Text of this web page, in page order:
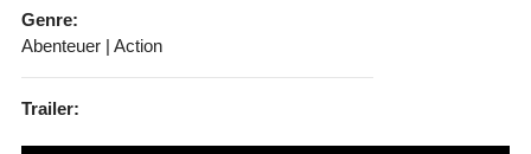
Genre:
Abenteuer | Action
Trailer: